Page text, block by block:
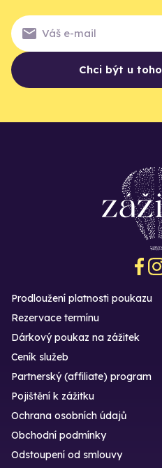
Chci být u toho
Prodloužení platnosti poukazu
Rezervace termínu
Dárkový poukaz na zážitek
Ceník služeb
Partnerský (affiliate) program
Pojištění k zážitku
Ochrana osobních údajů
Obchodní podmínky
Odstoupení od smlouvy